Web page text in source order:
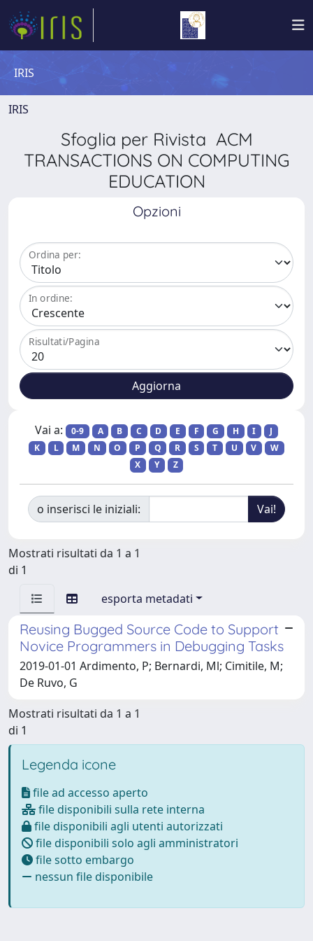
IRIS
IRIS
Sfoglia per Rivista ACM
TRANSACTIONS ON COMPUTING
EDUCATION
Opzioni
Ordina per:
In ordine:
Risultati/Pagina
Vai a: 0-9 A B C D E F G H I
J
K
L M N O P Q R S T U V
W
X
Y Z
o inserisci le iniziali:
Mostrati risultati da 1 a 1
di 1
esporta metadati
Reusing Bugged Source Code to Support
Novice Programmers in Debugging Tasks
2019-01-01 Ardimento, P; Bernardi, Ml; Cimitile, M;
De Ruvo, G
Mostrati risultati da 1 a 1
di 1
Legenda icone
file ad accesso aperto
file disponibili sulla rete interna
file disponibili agli utenti autorizzati
file disponibili solo agli amministratori
file sotto embargo
nessun file disponibile